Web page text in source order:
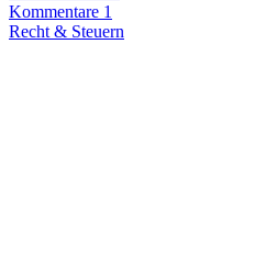
Kommentare 1
Recht & Steuern